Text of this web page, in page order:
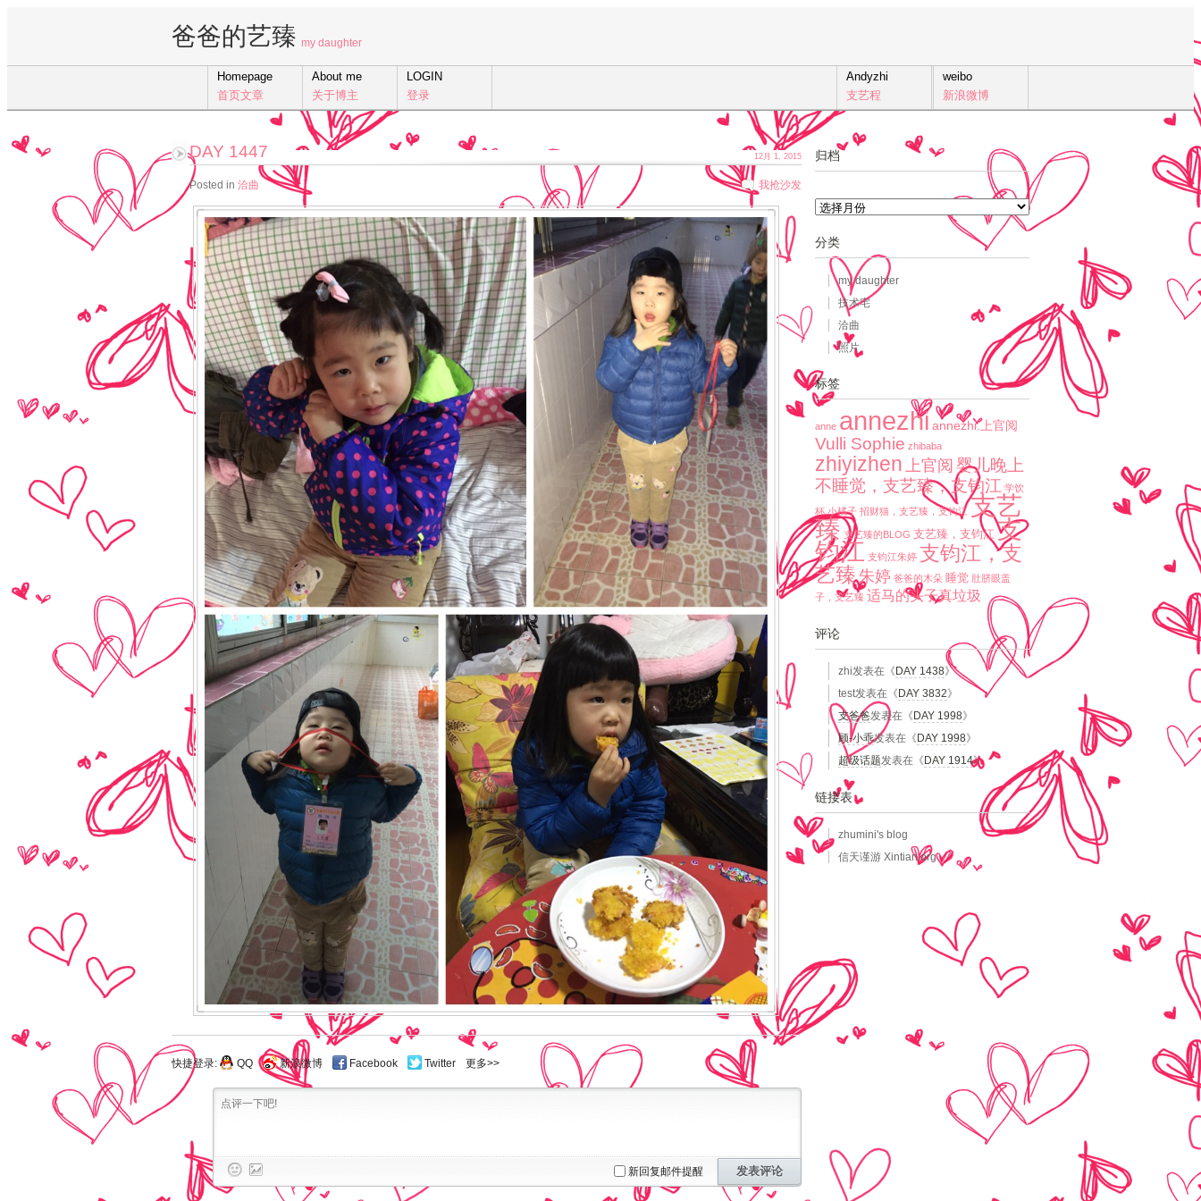
爸爸的艺臻 my daughter
Homepage
首页文章
About me
关于博主
LOGIN
登录
weibo
新浪微博
Andyzhi
支艺程
DAY 1447
Posted in 洽曲 我抢沙发
12月 1, 2015
快捷登录: QQ 新浪微博 Facebook Twitter 更多>>
新回复邮件提醒 发表评论
归档
档
分类
my daughter
技术宅
洽曲
照片
标签
anne annezhi annezhi.上官阅
Vulli Sophie zhibaba
zhiyizhen 上官阅 婴儿晚上
不睡觉，支艺臻，支钧江 学饮
杯 小橘子 招财猫，支艺臻，支钧江 支艺
臻 支艺臻的BLOG 支艺臻，支钧江 支
钧江 支钧江朱婷 支钧江，支
艺臻朱婷 爸爸的木朵 睡觉 肚脐眼盖
子，支艺臻 适马的头子真垃圾
评论
zhi发表在《 DAY 1438》
test发表在《 DAY 3832》
支爸爸发表在《 DAY 1998》
顾-小乖发表在《 DAY 1998》
超级话题发表在《 DAY 1914》
链接表
zhumini's blog
信天谨游 Xintian.org